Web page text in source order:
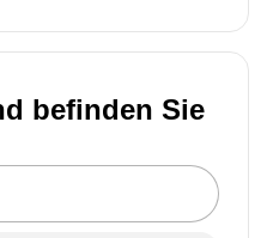
befinden Sie